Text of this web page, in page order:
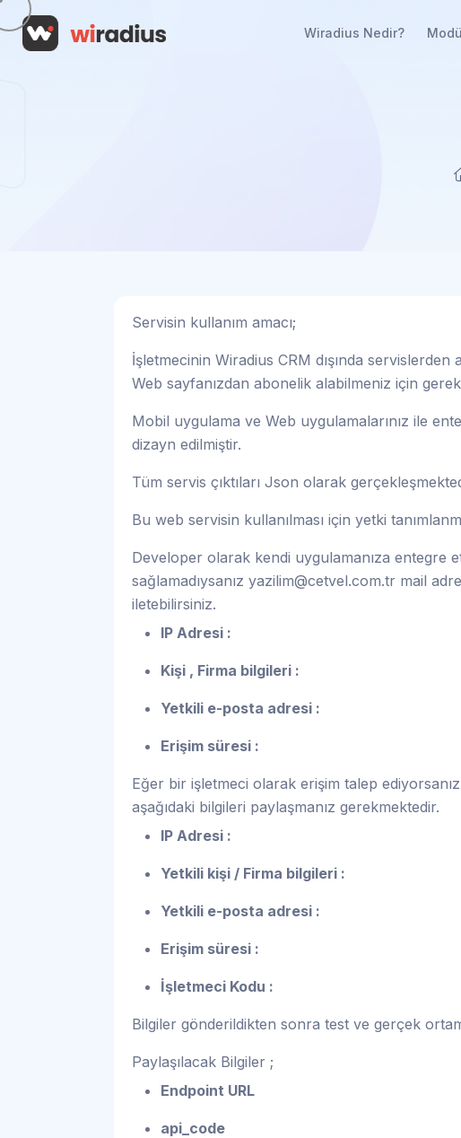
Wiradius Nedir?
Servisin kullanım amacı;
İşletmecinin Wiradius CRM dışında
Web sayfanızdan abonelik alabilmeniz için
Mobil uygulama ve Web uygulamalarınız ile
dizayn edilmiştir.
Tüm servis çıktıları Json olarak
Bu web servisin kullanılması için yetki
Developer olarak kendi uygulamanıza entegre
sağlamadıysanız yazilim@cetvel.com.tr mail
iletebilirsiniz.
IP Adresi :
Kişi , Firma bilgileri :
Yetkili e-posta adresi :
Erişim süresi :
Eğer bir işletmeci olarak erişim talep
aşağıdaki bilgileri paylaşmanız gerekmektedir.
IP Adresi :
Yetkili kişi / Firma bilgileri :
Yetkili e-posta adresi :
Erişim süresi :
İşletmeci Kodu :
Bilgiler gönderildikten sonra test ve gerçek
Paylaşılacak Bilgiler ;
Endpoint URL
api_code